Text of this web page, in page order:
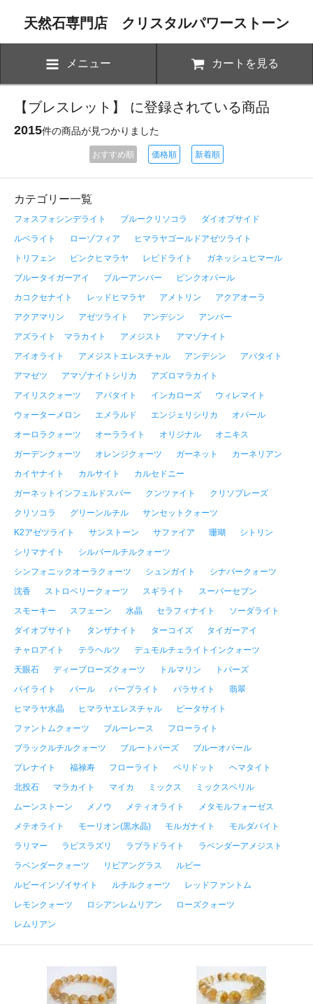
天然石専門店 クリスタルパワーストーン
メニュー カートを見る
【ブレスレット】 に登録されている商品
2015件の商品が見つかりました
おすすめ順 価格順 新着順
カテゴリー一覧
フォスフォシンデライト ブルークリソコラ
ダイオプサイド
ルベライト
ローゾフィア
ヒマラヤゴールドアゼツライト
トリフェン
ピンクヒマラヤ レピドライト
ガネッシュヒマール
ブルータイガーアイ
ブルーアンバー
ピンクオパール
カコクセナイト
レッドヒマラヤ アメトリン
アクアオーラ
アクアマリン
アゼツライト アンデシン
アンバー
アズライト マラカイト
アメジスト
アマゾナイト
アイオライト
アメジストエレスチャル アンデシン
アパタイト
アマゼツ
アマゾナイトシリカ
アズロマラカイト
アイリスクォーツ
アパタイト インカローズ
ウィレマイト
ウォーターメロン
エメラルド エンジェリシリカ
オパール
オーロラクォーツ
オーラライト オリジナル
オニキス
ガーデンクォーツ
オレンジクォーツ ガーネット
カーネリアン
カイヤナイト
カルサイト
カルセドニー
ガーネットインフェルドスパー
クンツァイト
クリソプレーズ
クリソコラ
グリーンルチル
サンセットクォーツ
K2アゼツライト
サンストーン サファイア 珊瑚
シトリン
シリマナイト
シルバールチルクォーツ
シンフォニックオーラクォーツ
シュンガイト
シナバークォーツ
沈香
ストロベリークォーツ スギライト
スーパーセブン
スモーキー
スフェーン 水晶 セラフィナイト
ソーダライト
ダイオプサイト
タンザナイト ターコイズ
タイガーアイ
チャロアイト
テラヘルツ
デュモルチェライトインクォーツ
天眼石
ディープローズクォーツ トルマリン
トパーズ
パイライト
パール パープライト パラサイト
翡翠
ヒマラヤ水晶
ヒマラヤエレスチャル
ピータサイト
ファントムクォーツ
ブルーレース
フローライト
ブラックルチルクォーツ
ブルートパーズ
ブルーオパール
プレナイト
福禄寿 フローライト ペリドット
ヘマタイト
北投石
マラカイト マイカ ミックス
ミックスベリル
ムーンストーン
メノウ メティオライト
メタモルフォーゼス
メテオライト
モーリオン(黒水晶) モルガナイト
モルダバイト
ラリマー
ラピスラズリ ラブラドライト
ラベンダーアメジスト
ラベンダークォーツ
リビアングラス
ルビー
ルビーインゾイサイト
ルチルクォーツ
レッドファントム
レモンクォーツ
ロシアンレムリアン
ローズクォーツ
レムリアン